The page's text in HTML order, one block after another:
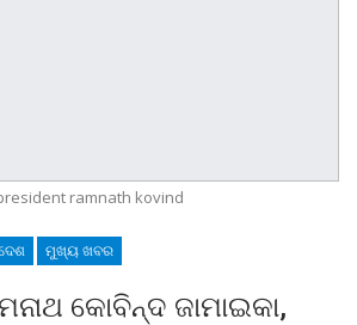
ramnath kovind
ମୁଖ୍ୟ ଖବର
କୋବିନ୍ଦ ଜାମାଇକା,